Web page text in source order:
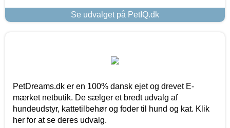
Se udvalget på PetIQ.dk
PetDreams.dk er en 100% dansk ejet og drevet E-
mærket netbutik. De sælger et bredt udvalg af
hundeudstyr, kattetilbehør og foder til hund og kat. Klik
her for at se deres udvalg.